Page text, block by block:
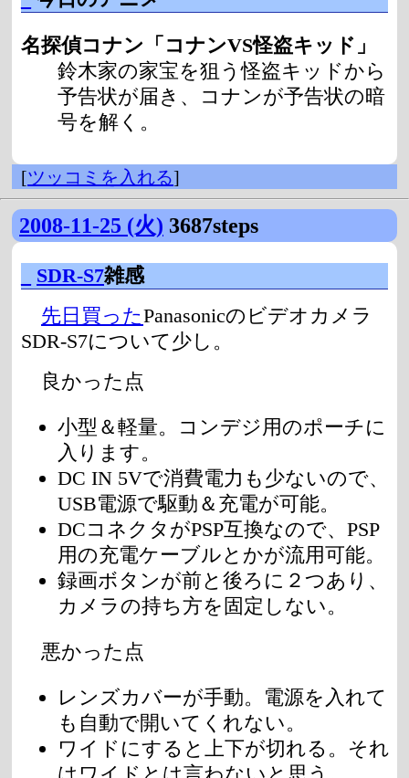
名探偵コナン「コナンVS怪盗キッド」
鈴木家の家宝を狙う怪盗キッドから
予告状が届き、コナンが予告状の暗
号を解く。
[ツッコミを入れる]
2008-11-25 (火) 3687steps
SDR-S7雑感
先日買ったPanasonicのビデオカメラ
SDR-S7について少し。
良かった点
小型＆軽量。コンデジ用のポーチに
入ります。
DC IN 5Vで消費電力も少ないので、
USB電源で駆動＆充電が可能。
DCコネクタがPSP互換なので、PSP
用の充電ケーブルとかが流用可能。
録画ボタンが前と後ろに２つあり、
カメラの持ち方を固定しない。
悪かった点
レンズカバーが手動。電源を入れて
も自動で開いてくれない。
ワイドにすると上下が切れる。それ